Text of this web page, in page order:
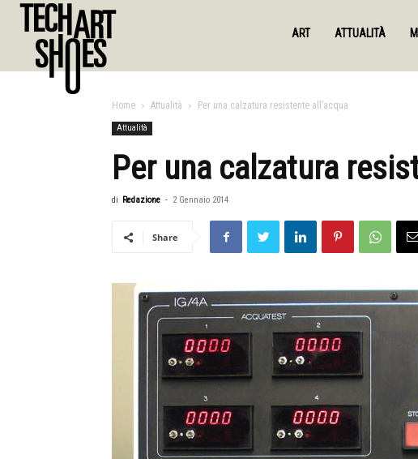
ART ATTUALITÀ
Home Attualità Per una calzatura resistente all’acqua
Attualità
Per una calzatura
di Redazione - 2 Gennaio 2014
Share